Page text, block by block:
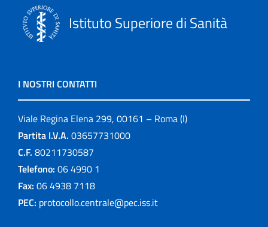
Istituto Superiore di Sanità
I NOSTRI CONTATTI
Viale Regina Elena 299, 00161 – Roma (I)
Partita I.V.A. 03657731000
C.F. 80211730587
Telefono: 06 4990 1
Fax: 06 4938 7118
PEC: protocollo.centrale@pec.iss.it